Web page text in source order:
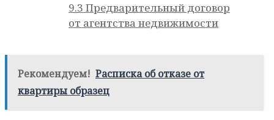
9.3 Предварительный договор
от агентства недвижимости
Рекомендуем! Расписка об отказе от
квартиры образец